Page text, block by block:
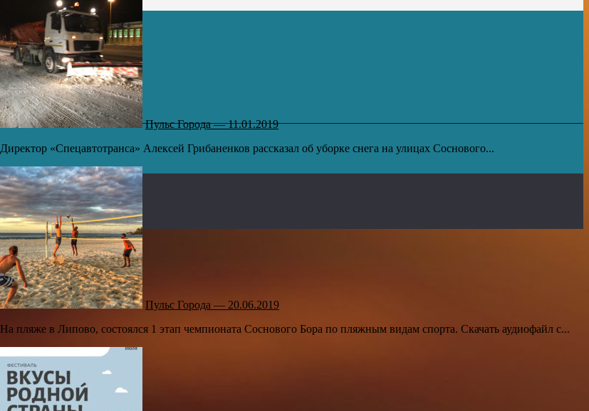
Пульс Города — 11.01.2019
Директор «Спецавтотранса» Алексей Грибаненков рассказал об уборке снега на улицах Соснового...
Пульс Города — 20.06.2019
На пляже в Липово, состоялся 1 этап чемпионата Соснового Бора по пляжным видам спорта. Скачать аудиофайл с...